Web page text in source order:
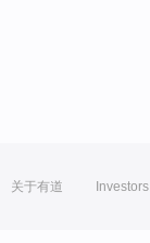
关于有道 Investors